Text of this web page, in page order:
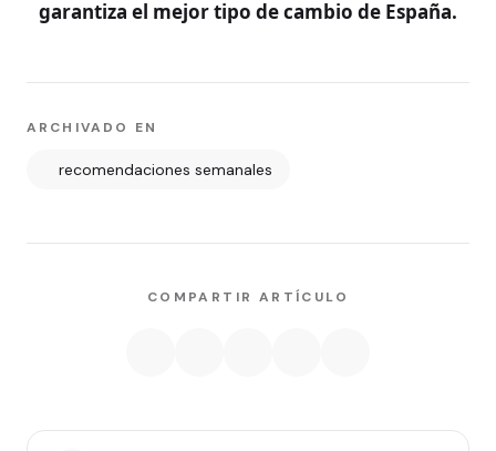
garantiza el mejor tipo de cambio de España.
ARCHIVADO EN
recomendaciones semanales
COMPARTIR ARTÍCULO